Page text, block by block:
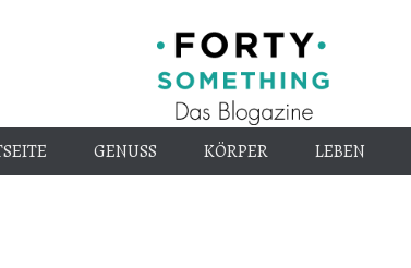
40-
GENUSS KÖRPER LEBEN